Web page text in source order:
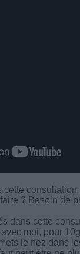
cette
? Besoin de
dans cette
moi, pour
le nez dans